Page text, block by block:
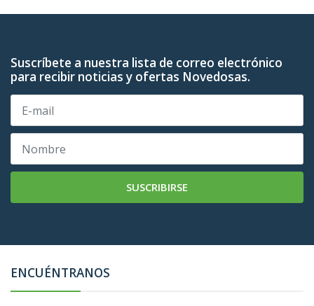
Suscríbete a nuestra lista de correo electrónico
para recibir noticias y ofertas Novedosas.
SUSCRIBIRSE
ENCUÉNTRANOS